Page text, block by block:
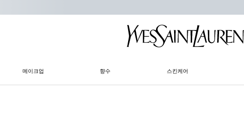
메이크업 향수 스킨케어